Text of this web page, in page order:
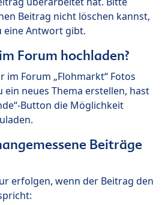
Beitrag nicht löschen kannst,
eine Antwort gibt.
Forum hochladen?
im Forum „Flohmarkt“ Fotos
ein neues Thema erstellen, hast
Button die Möglichkeit
Beiträge
erfolgen, wenn der Beitrag den